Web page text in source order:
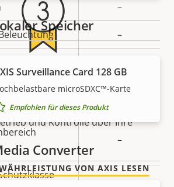
–
–
Ja
0 to 55 °C
–
-
Speicher
Surveillance Card 128 GB
microSDXC™-Karte
Empfohlen für dieses Produkt
Converter
sicheres Gefühl
Gewährleistung bietet
und Kontrolle über Ihre
VON AXIS LESEN